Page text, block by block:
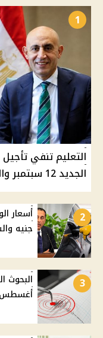
1
التعليم تنفي
الجديد 12 سبتمبر والدولية 6 سبتمبر
2
جنيه
3
أغسطس: